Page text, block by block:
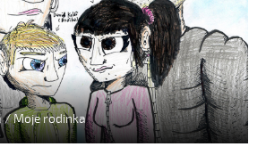
/ Moje rodinka